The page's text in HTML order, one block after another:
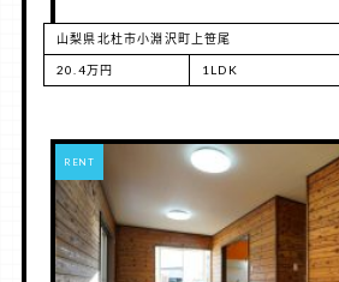
山梨県北杜市小淵沢町上笹尾
20.4万円 1LDK
RENT